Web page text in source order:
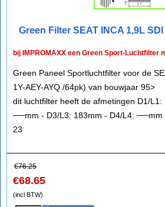
Green Filter SEAT INCA 1,9L SDI
bij IMPROMAXX een Green Sport-Luchtfilter
Green Paneel Sportluchtfilter voor de
1Y-AEY-AYQ /64pk) van bouwjaar 95>
dit luchtfilter heeft de afmetingen D1/L1:
──mm - D3/L3: 183mm - D4/L4:
23
€76.25
€68.65
(incl BTW)